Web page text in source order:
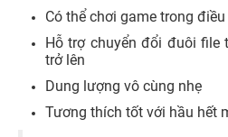
Có thể chơi game trong
Hỗ trợ chuyển đổi đuôi file
trở lên
Dung lượng vô cùng nhẹ
Tương thích tốt với hầu hết